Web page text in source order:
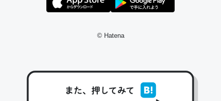
─野菜が止まらなくなる南フランス発祥の万能ソース「アイオリソ
ース」の作り方をビストロ居酒屋のシェフに聞いてみた - メシ通 | ホ
スペインにもアリオリソースがあり、それも美味しいんだ
けど、読み方が違うだけで同じものを指すのか、また違う
© Hatena